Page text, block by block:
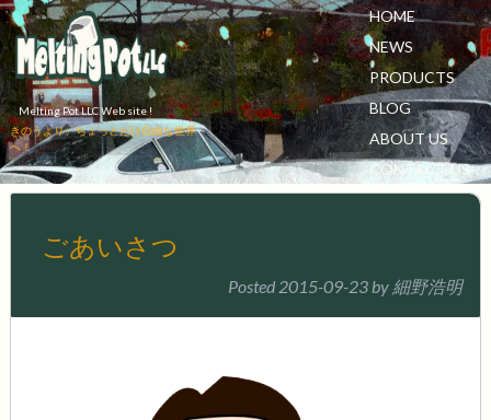
HOME
NEWS
PRODUCTS
BLOG
ABOUT US
CONTACT US
Melting Pot LLC Web site !
きのうより、ちょっとだけ自由な世界
へ！
ごあいさつ
Posted 2015-09-23 by 細野浩明